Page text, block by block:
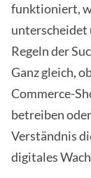
funktioniert,
unterscheidet
Regeln der
Ganz gleich,
Commerce-
betreiben
Verständnis
digitales